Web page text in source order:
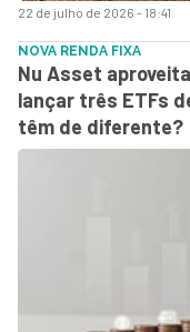
22 de julho de 2026 - 18:41
NOVA RENDA FIXA
Nu Asset aproveita
lançar três ETFs
têm de diferente?